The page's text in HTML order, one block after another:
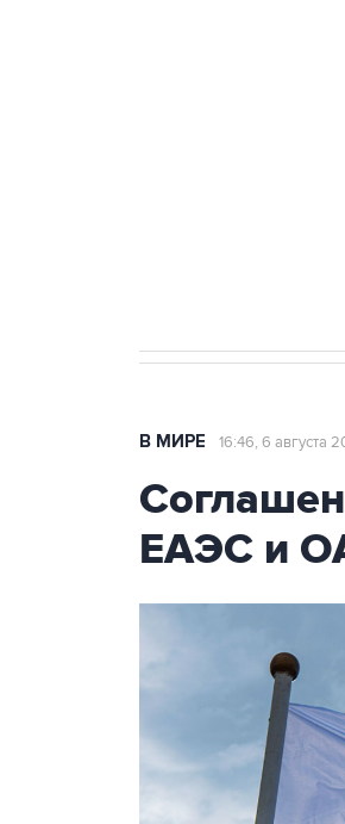
В МИРЕ 16:46, 6 августа
ЕАЭС и